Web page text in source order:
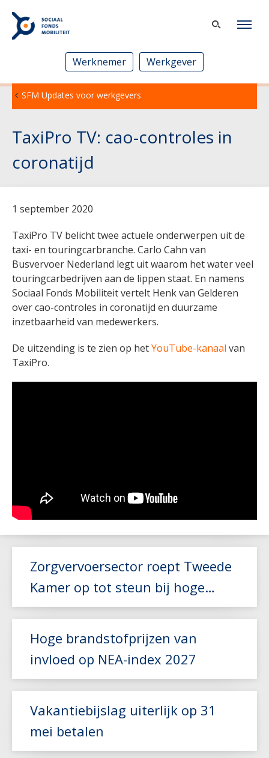
Werknemer Werkgever
SFM Updates voor werkgevers
TaxiPro TV: cao-controles in
coronatijd
1 september 2020
TaxiPro TV belicht twee actuele onderwerpen uit de
taxi- en touringcarbranche. Carlo Cahn van
Busvervoer Nederland legt uit waarom het water veel
touringcarbedrijven aan de lippen staat. En namens
Sociaal Fonds Mobiliteit vertelt Henk van Gelderen
over cao-controles in coronatijd en duurzame
inzetbaarheid van medewerkers.
De uitzending is te zien op hetYouTube-kanaal van
TaxiPro.
Zorgvervoersector roept Tweede
Kamer op tot steun bij hoge
brandstofkosten
Hoge brandstofprijzen van
invloed op NEA-index 2027
Vakantiebijslag uiterlijk op 31
mei betalen